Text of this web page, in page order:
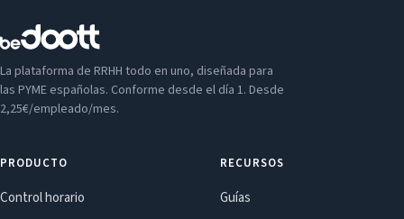
La plataforma de RRHH todo en uno, diseñada para
las PYME españolas. Conforme desde el día 1. Desde
2,25€/empleado/mes.
PRODUCTO
Control horario
RECURSOS
Guías